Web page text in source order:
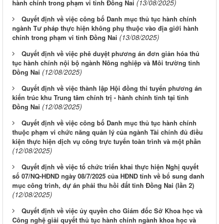
hành chính trong phạm vi tỉnh Đồng Nai (13/08/2025)
Quyết định về việc công bố Danh mục thủ tục hành chính
ngành Tư pháp thực hiện không phụ thuộc vào địa giới hành
chính trong phạm vi tỉnh Đồng Nai (13/08/2025)
Quyết định về việc phê duyệt phương án đơn giản hóa thủ
tục hành chính nội bộ ngành Nông nghiệp và Môi trường tỉnh
Đồng Nai (12/08/2025)
Quyết định về việc thành lập Hội đồng thi tuyển phương án
kiến trúc khu Trung tâm chính trị - hành chính tỉnh tại tỉnh
Đồng Nai (12/08/2025)
Quyết định về việc công bố Danh mục thủ tục hành chính
thuộc phạm vi chức năng quản lý của ngành Tài chính đủ điều
kiện thực hiện dịch vụ công trực tuyến toàn trình và một phần
(12/08/2025)
Quyết định về việc tổ chức triển khai thực hiện Nghị quyết
số 07/NQ-HĐND ngày 08/7/2025 của HĐND tỉnh về bổ sung danh
mục công trình, dự án phải thu hồi đất tỉnh Đồng Nai (lần 2)
(12/08/2025)
Quyết định về việc ủy quyền cho Giám đốc Sở Khoa học và
Công nghệ giải quyết thủ tục hành chính ngành khoa học và